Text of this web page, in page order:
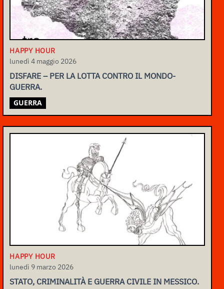
HAPPY HOUR
lunedì 4 maggio 2026
DISFARE – PER LA LOTTA CONTRO IL MONDO-
GUERRA.
GUERRA
HAPPY HOUR
lunedì 9 marzo 2026
STATO, CRIMINALITÀ E GUERRA CIVILE IN MESSICO.